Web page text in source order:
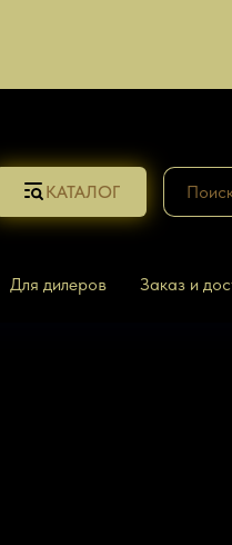
КАТАЛОГ
Для дилеров Заказ и